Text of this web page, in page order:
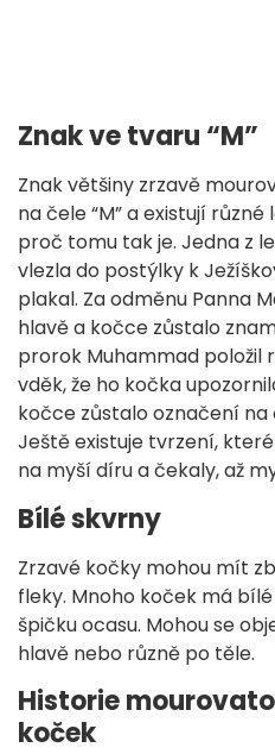
Znak ve tvaru “M”
Znak většiny zrzavě
na čele “M” a existují
proč tomu tak je. Jedna z
vlezla do postýlky k
plakal. Za odměnu Panna
hlavě a kočce zůstalo
prorok Muhammad položil
vděk, že ho kočka
kočce zůstalo označení
Ještě existuje tvrzení,
na myší díru a čekaly, až
Bílé skvrny
Zrzavé kočky mohou mít
fleky. Mnoho koček má
špičku ocasu. Mohou se
hlavě nebo různě po těle.
Historie
koček